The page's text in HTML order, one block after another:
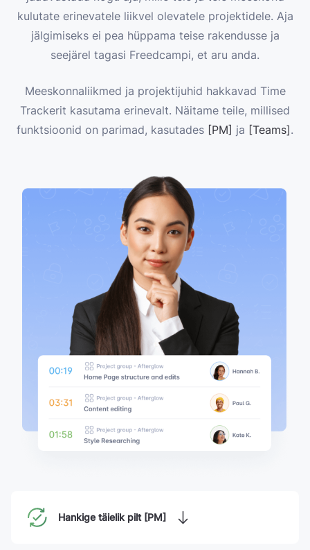
kulutate erinevatele liikvel olevatele projektidele. Aja
jälgimiseks ei pea hüppama teise rakendusse ja
seejärel tagasi Freedcampi, et aru anda.
Meeskonnaliikmed ja projektijuhid hakkavad Time
Trackerit kasutama erinevalt. Näitame teile, millised
funktsioonid on parimad, kasutades [PM] ja [Teams].
Hankige täielik pilt [PM]